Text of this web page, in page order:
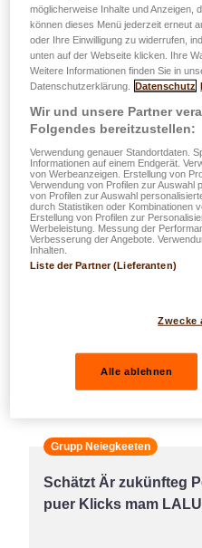
ancienne compagnie
quitté son ancien siège
Royal-Hamilius pour
numéro 9 de la rue Jean
L'emplacement à
et d'Esch/Alzette fournit
réseau routier Sud-Ouest
Änlech Artikelen
Grupp Neiegkeeten
Schätzt Är zukünfteg
puer Klicks mam
möglicherweise Inhalte und Anzeigen,
können dieses Menü jederzeit erneut
oder Ihre Einwilligung zu widerrufen,
unten auf der Webseite klicken. Ihre
Weitere Informationen finden Sie in
Datenschutzerklärung.
Datenschutz
Wir und unsere Partner
Folgendes bereitzustellen:
Verwendung genauer Standortdaten.
Informationen auf einem Endgerät.
von Werbeanzeigen. Erstellung von
Verwendung von Profilen zur Auswahl
von Profilen zur Auswahl
durch Statistiken oder Kombinationen
Erstellung von Profilen zur
Werbeleistung. Messung der
Verbesserung der Angebote.
Inhalten.
Liste der Partner (Lieferanten)
Zwecke
Alle ablehnen